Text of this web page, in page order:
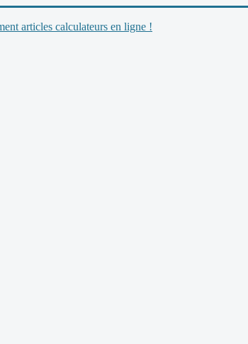
articles calculateurs en ligne !